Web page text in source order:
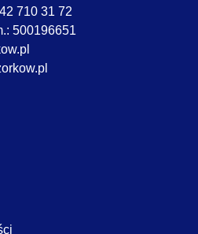
710 31 72
500196651